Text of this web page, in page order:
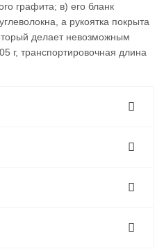
графита; в) его бланк
а рукоятка покрыта
делает невозможным
г, транспортировочная длина